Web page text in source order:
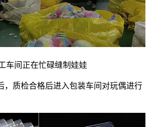
车间正在忙碌缝制娃娃
，质检合格后进入包装车间对玩偶进行